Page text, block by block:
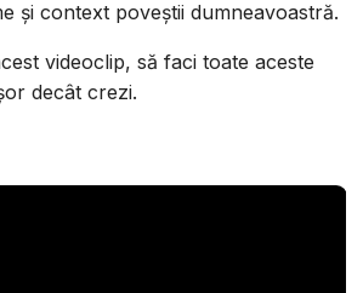
și context poveștii dumneavoastră.
videoclip, să faci toate aceste
decât crezi.